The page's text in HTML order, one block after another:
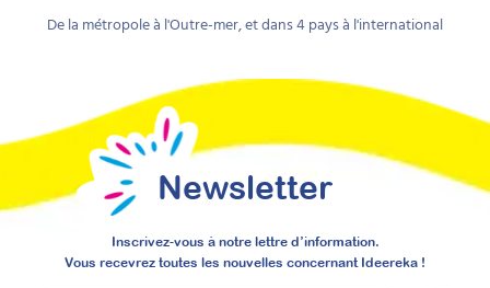
De la métropole à l'Outre-mer, et dans4pays à l'international
Newsletter
Inscrivez-vous à notre lettre d’information.
Vous recevrez toutes les nouvelles concernant Ideereka !